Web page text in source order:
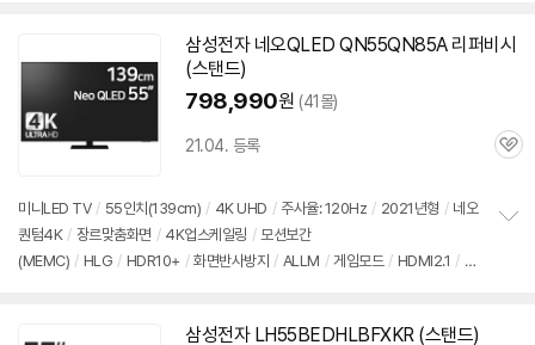
삼성전자 네오QLED QN55QN85A 리퍼비시
(스탠드)
798,990원 (41몰)
21.04. 등록
관
미니LED TV / 55인치 (139cm) / 4K UHD / 주사율: 120Hz / 2021년형 / 네오
퀀텀4K / 장르맞춤화면 / 4K업스케일링 / 모션보간
(MEMC) / HLG / HDR10+ / 화면반사방지 / ALLM / 게임모드 / HDMI2.1 / Fr
삼성전자 LH55BEDHLBFXKR (스탠드)